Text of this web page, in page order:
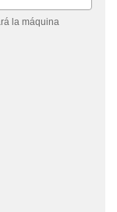
la máquina